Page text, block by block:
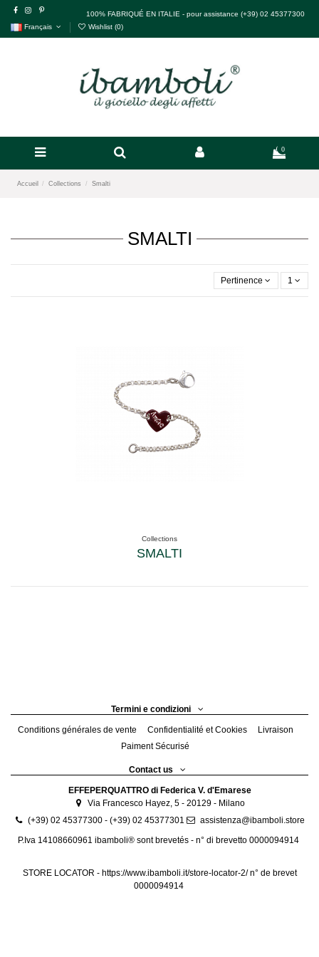
100% FABRIQUÉ EN ITALIE - pour assistance (+39) 02 45377300
Français
Wishlist (0)
0
Accueil Collections Smalti
SMALTI
Pertinence 1
Collections
SMALTI
Termini e condizioni
Conditions générales de vente Confidentialité et Cookies
Livraison
Paiment Sécurisé
Contact us
EFFEPERQUATTRO di Federica V. d'Emarese
Via Francesco Hayez, 5 - 20129 - Milano
(+39) 02 45377300 - (+39) 02 45377301
assistenza@ibamboli.store
P.Iva 14108660961 ibamboli® sont brevetés - n° di brevetto 0000094914
STORE LOCATOR - https://www.ibamboli.it/store-locator-2/n° de brevet
0000094914